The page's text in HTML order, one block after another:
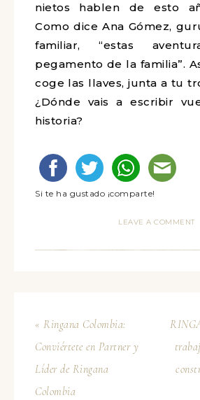
nietos hablen de esto
Como dice Ana Gómez,
familiar, “estas
pegamento de la familia”.
coge las llaves, junta a tu
¿Dónde vais a escribir
historia?
Si te ha gustado ¡comparte!
LEAVE A COMMENT
« Ringana Colombia:
Conviértete en Partner y
Líder de Ringana
Colombia